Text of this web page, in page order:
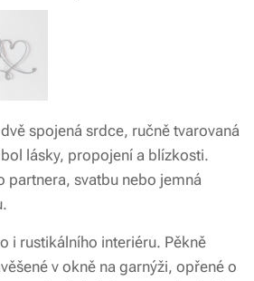
spojená srdce, ručně tvarovaná
lásky, propojení a blízkosti.
partnera, svatbu nebo jemná
i rustikálního interiéru. Pěkně
v okně na garnýži, opřené o